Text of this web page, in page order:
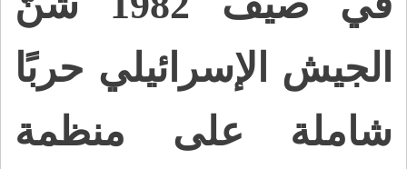
الجيش الإسرائيلي حربًا
شاملة على منظمة